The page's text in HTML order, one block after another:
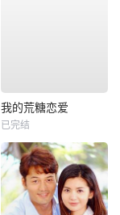
我的荒糖恋爱
已完结